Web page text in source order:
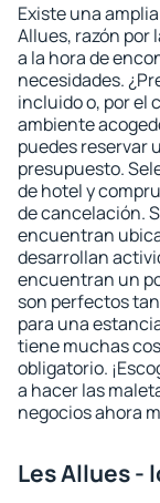
Existe una
Allues, razón
a la hora de
necesidades.
incluido o, por el
ambiente
puedes reservar
presupuesto.
de hotel y
de cancelación.
encuentran
desarrollan
encuentran un
son perfectos
para una
tiene muchas
obligatorio.
a hacer las
negocios ahora
Les Allues -